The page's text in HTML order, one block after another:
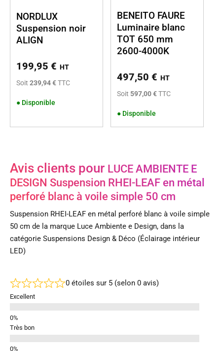
NORDLUX
Suspension noir
ALIGN
199,95 € HT
Soit 239,94 €TTC
● Disponible
BENEITO FAURE
Luminaire blanc
TOT 650 mm
2600-4000K
497,50 € HT
Soit 597,00 €TTC
● Disponible
Avis clients pour LUCE AMBIENTE E
DESIGN Suspension RHEI-LEAF en métal
perforé blanc à voile simple 50 cm
Suspension RHEI-LEAF en métal perforé blanc à voile simple
50 cm de la marque Luce Ambiente e Design, dans la
catégorie Suspensions Design & Déco (Éclairage intérieur
LED)
0 étoiles sur 5 (selon 0 avis)
Excellent
Très bon